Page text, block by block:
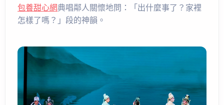
包養甜心網典唱鄰人關懷地問：「出什麼事了？家裡
怎樣了嗎？」段的神韻。